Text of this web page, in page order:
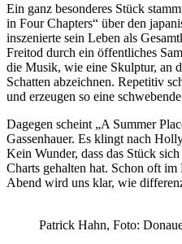
Ein ganz besonderes Stück
in Four Chapters“ über den
inszenierte sein Leben als
Freitod durch ein öffentliches
die Musik, wie eine Skulptur, an
Schatten abzeichnen. Repetitiv
und erzeugen so eine
Dagegen scheint „A Summer
Gassenhauer. Es klingt nach
Kein Wunder, dass das Stück
Charts gehalten hat. Schon oft im
Abend wird uns klar, wie
Patrick Hahn, Foto: